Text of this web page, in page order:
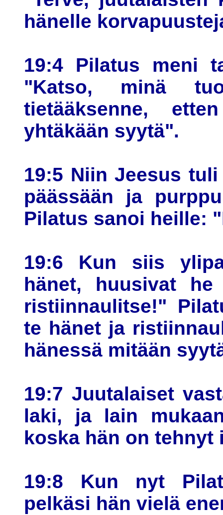
hänelle
19:4 Pilatus meni
"Katso, minä
tietääksenne,
yhtäkään syytä".
19:5 Niin Jeesus
päässään ja
Pilatus sanoi heille:
19:6 Kun siis
hänet, huusivat he
ristiinnaulitse!"
te hänet ja
hänessä mitään
19:7 Juutalaiset
laki, ja lain
koska hän on tehnyt
19:8 Kun nyt
pelkäsi hän vielä